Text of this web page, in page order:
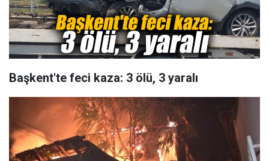
Başkent'te feci kaza: 3 ölü, 3 yaralı